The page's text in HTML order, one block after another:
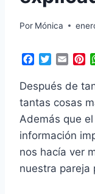
Por Mónica
c
e
b
o
o
i
t
e
r
a
l
n
e
r
e
t
Después de
tantas cosas
Además que
información
nos hacía ver
nuestra pareja